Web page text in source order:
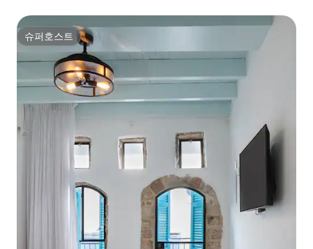
슈퍼호스트
슈퍼호스트